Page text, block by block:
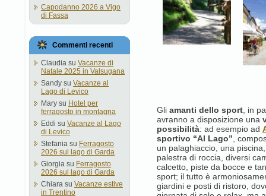
Capodanno 2026 a Vigo
di Fassa
Commenti recenti
Claudia su Vacanze di
Natale 2025 in Valsugana
Sandy su Vacanze al
Lago di Levico
Mary su Hotel per
ferragosto in montagna
Eddi su Vacanze al Lago
di Levico
Stefania su Ferragosto
2026 sul lago di Garda
Giorgia su Ferragosto
2026 sul lago di Garda
Chiara su Vacanze estive
in Trentino
Gli amanti dello sport, in
avranno a disposizione una
possibilità: ad esempio ad
sportivo “Al Lago”,
un palaghiaccio, una
palestra di roccia, diversi
calcetto, piste da bocce e
sport; il tutto è
giardini e posti di ristoro,